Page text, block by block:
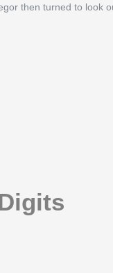
then turned to look